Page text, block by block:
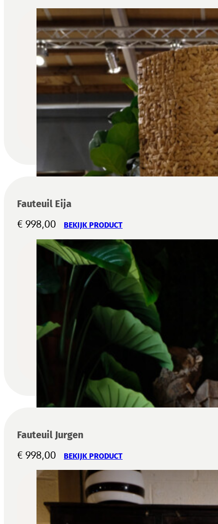
Fauteuil Eija
€ 998,00 BEKIJK PRODUCT
Fauteuil Jurgen
€ 998,00 BEKIJK PRODUCT